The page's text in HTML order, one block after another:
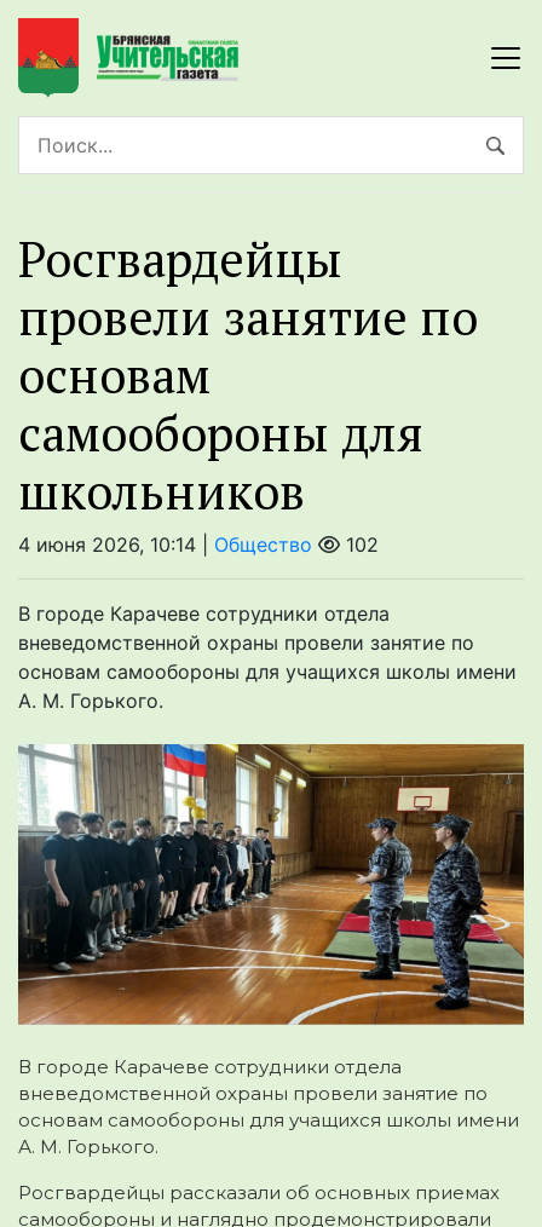
Росгвардейцы
провели занятие по
основам
самообороны для
школьников
4 июня 2026, 10:14 | Общество 102
В городе Карачеве сотрудники отдела
вневедомственной охраны провели занятие по
основам самообороны для учащихся школы имени
А. М. Горького.
В городе Карачеве сотрудники отдела
вневедомственной охраны провели занятие по
основам самообороны для учащихся школы имени
А. М. Горького.
Росгвардейцы рассказали об основных приемах
самообороны и наглядно продемонстрировали